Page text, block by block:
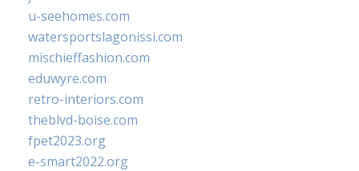
u-seehomes.com
watersportslagonissi.com
mischieffashion.com
eduwyre.com
retro-interiors.com
theblvd-boise.com
fpet2023.org
e-smart2022.org